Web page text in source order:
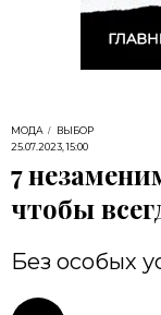
МОДА
ВЫБОР
25.07.2023, 15:00
7
чтобы
Без особых